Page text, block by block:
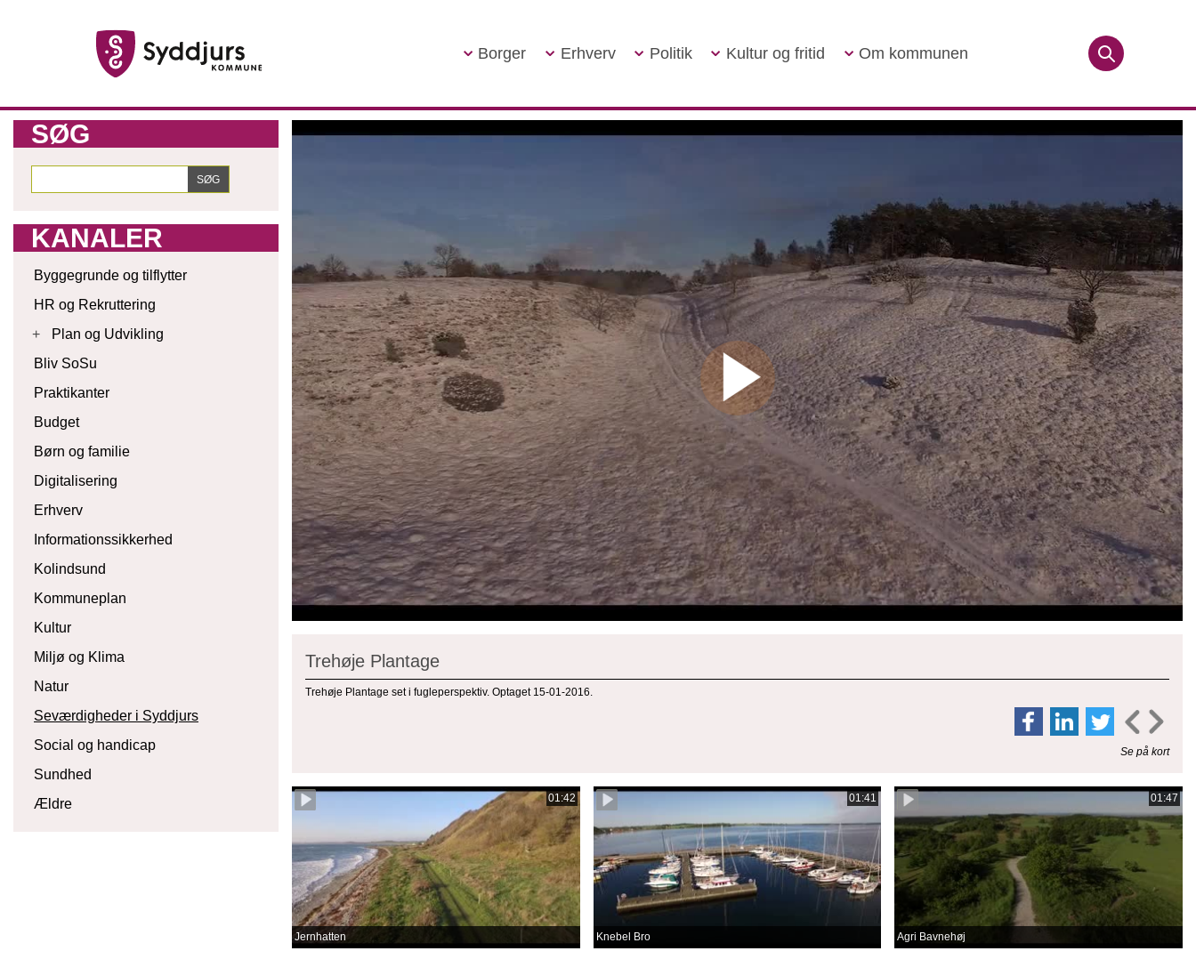
Borger Erhverv Politik Kultur og fritid Om kommunen
SØG
KANALER
Byggegrunde og tilflytter
HR og Rekruttering
+
Plan og Udvikling
Bliv SoSu
Praktikanter
Budget
Børn og familie
Digitalisering
Erhverv
Informationssikkerhed
Kolindsund
Kommuneplan
Kultur
Miljø og Klima
Natur
Seværdigheder i Syddjurs
Social og handicap
Sundhed
Ældre
Trehøje Plantage
Trehøje Plantage set i fugleperspektiv. Optaget 15-01-2016.
Se på kort
01:42
Jernhatten
01:41
Knebel Bro
01:47
Agri Bavnehøj